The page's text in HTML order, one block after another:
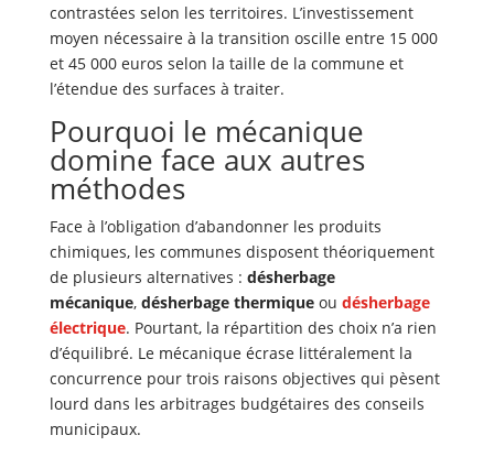
contrastées selon les territoires. L’investissement
moyen nécessaire à la transition oscille entre 15 000
et 45 000 euros selon la taille de la commune et
l’étendue des surfaces à traiter.
Pourquoi le mécanique
domine face aux autres
méthodes
Face à l’obligation d’abandonner les produits
chimiques, les communes disposent théoriquement
de plusieurs alternatives : désherbage
mécanique, désherbage thermiqueou désherbage
électrique. Pourtant, la répartition des choix n’a rien
d’équilibré. Le mécanique écrase littéralement la
concurrence pour trois raisons objectives qui pèsent
lourd dans les arbitrages budgétaires des conseils
municipaux.